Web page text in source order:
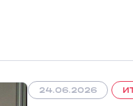
24.06.2026